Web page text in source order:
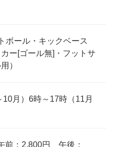
ボール・キックベース
ー[ゴール無]・フットサ
）
月）6時～17時（11月
前：2,800円 午後：